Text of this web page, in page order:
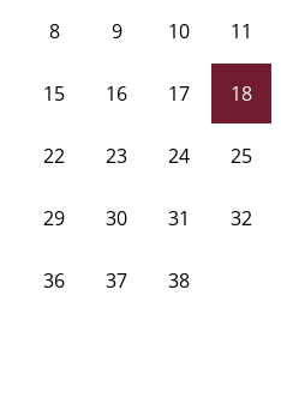
8 9 10 11
15 16 17 18
22 23 24 25
29 30 31 32
36 37 38